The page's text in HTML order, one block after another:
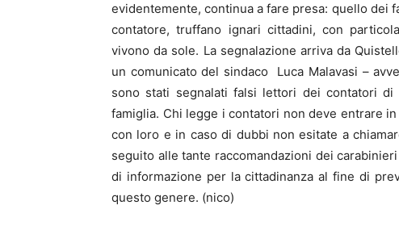
evidentemente, continua a fare presa: quello dei
contatore, truffano ignari cittadini, con
vivono da sole. La segnalazione arriva da
un comunicato del sindaco Luca Malavasi –
sono stati segnalati falsi lettori dei contatori
famiglia. Chi legge i contatori non deve entrare
con loro e in caso di dubbi non esitate a
seguito alle tante raccomandazioni dei
di informazione per la cittadinanza al fine di
questo genere. (nico)